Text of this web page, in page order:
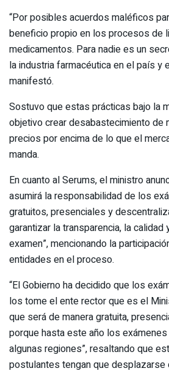
“Por posibles acuerdos maléficos
beneficio propio en los procesos de
medicamentos. Para nadie es un
la industria farmacéutica en el país y
manifestó.
Sostuvo que estas prácticas bajo la
objetivo crear desabastecimiento de
precios por encima de lo que el
manda.
En cuanto al Serums, el ministro
asumirá la responsabilidad de los
gratuitos, presenciales y
garantizar la transparencia, la
examen”, mencionando la
entidades en el proceso.
“El Gobierno ha decidido que los
los tome el ente rector que es el
que será de manera gratuita,
porque hasta este año los
algunas regiones”, resaltando que
postulantes tengan que desplazarse